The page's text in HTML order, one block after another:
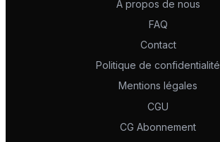
À propos de nous
FAQ
Contact
Politique de confidentialité
Mentions légales
CGU
CG Abonnement